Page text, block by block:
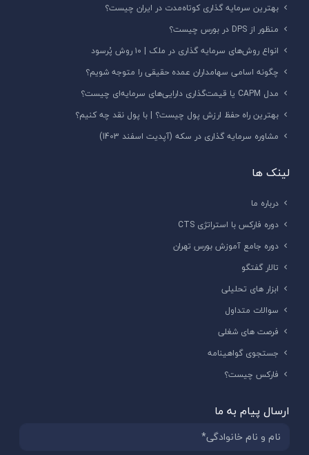
بهترین سرمایه گذاری کوتاه‌مدت در ایران چیست؟
منظور از DPS در بورس چیست؟
انواع روش‌های سرمایه گذاری در ملک | ۱۰ روش پُرسود
چگونه اسامی سهامداران عمده حقیقی را متوجه شویم؟
مدل CAPM یا قیمت‌گذاری دارایی‌های سرمایه‌ای چیست؟
بهترین راه حفظ ارزش پول چیست؟ | با پول نقد چه کنیم؟
مشاوره سرمایه گذاری در سکه (آپدیت اسفند 1403)
لینک ها
درباره ما
دوره فارکس با استراتژی CTS
دوره جامع آموزش بورس تهران
تالار گفتگو
ابزار های تحلیلی
سوالات متداول
فرصت های شغلی
جستجوی گواهینامه
فارکس چیست؟
ارسال پیام به ما